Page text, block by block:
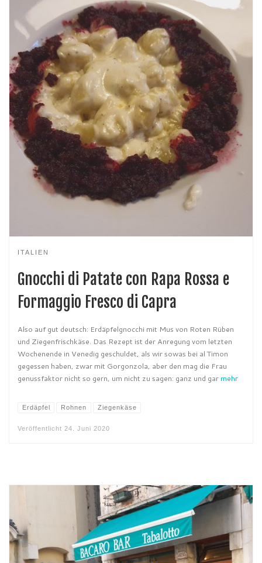
ITALIEN
Gnocchi di Patate con Rapa Rossa e
Formaggio Fresco di Capra
Also auf gut deutsch: Erdäpfelgnocchi mit Mus von Roten Rüben
und Ziegenfrischkäse. Das Rezept ist der Anregung vom letzten
Wochenende in Venedig geschuldet, als wir sowas bei al Timon
gegessen haben, zwar mit Gorgonzola, aber den mag die Frau
genussfaktor nicht so gern, um nicht zu sagen: ganz und gar mehr
Erdäpfel Rohnen Ziegenkäse
Veröffentlicht 24. Juni 2020